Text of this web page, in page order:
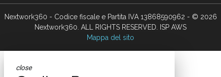
Nextwork360 - Codice fiscale e Partita IVA 13868590962 - © 2026
Nextwork360. ALL RIGHTS RESERVED. ISP AWS
Mappa del sito
close